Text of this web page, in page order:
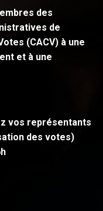
des
de
(CACV) à une
et à une
vos représentants
des votes)